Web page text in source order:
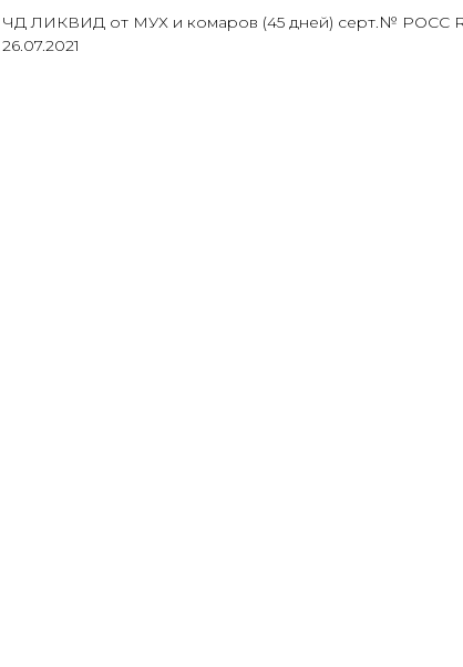
ЧД ЛИКВИД от МУХ и комаров (45 дней) серт.№ РОСС
26.07.2021